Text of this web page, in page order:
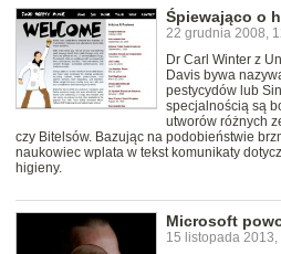
Śpiewająco o
22 grudnia 2008,
Dr Carl Winter z
Davis bywa
pestycydów lub
specjalnością są
utworów różnych
czy Bitelsów. Bazując na podobieństwie
naukowiec wplata w tekst komunikaty
higieny.
Microsoft
15 listopada 2013,